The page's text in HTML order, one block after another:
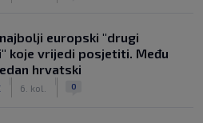
europski "drugi
koje vrijedi posjetiti. Među
hrvatski
6. kol. 0